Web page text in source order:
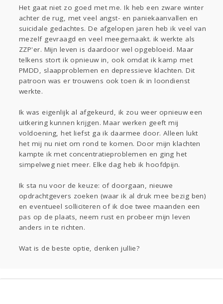
Sport Contact Viva zoekt
Aangeboden
Gevraagd
Horen Doen
Zien
Lezen
Het gaat niet zo goed met me. Ik heb een zware winter
achter de rug, met veel angst- en paniekaanvallen en
suicidale gedachtes. De afgelopen jaren heb ik veel van
mezelf gevraagd en veel meegemaakt. ik werkte als
ZZP'er. Mijn leven is daardoor wel opgebloeid. Maar
telkens stort ik opnieuw in, ook omdat ik kamp met
PMDD, slaapproblemen en depressieve klachten. Dit
patroon was er trouwens ook toen ik in loondienst
werkte.
Ik was eigenlijk al afgekeurd, ik zou weer opnieuw een
uitkering kunnen krijgen. Maar werken geeft mij
voldoening, het liefst ga ik daarmee door. Alleen lukt
het mij nu niet om rond te komen. Door mijn klachten
kampte ik met concentratieproblemen en ging het
simpelweg niet meer. Elke dag heb ik hoofdpijn.
Ik sta nu voor de keuze: of doorgaan, nieuwe
opdrachtgevers zoeken (waar ik al druk mee bezig ben)
en eventueel solliciteren of ik doe twee maanden een
pas op de plaats, neem rust en probeer mijn leven
anders in te richten.
Wat is de beste optie, denken jullie?